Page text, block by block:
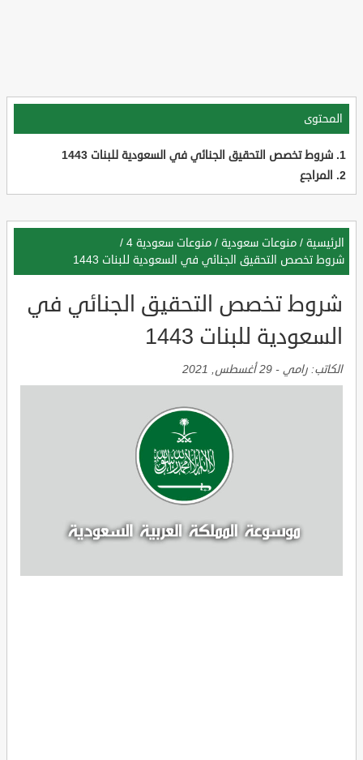
المحتوى
شروط تخصص التحقيق الجنائي في السعودية للبنات 1443
المراجع
الرئيسية / منوعات سعودية / منوعات سعودية 4
/
شروط تخصص التحقيق الجنائي في السعودية للبنات 1443
شروط تخصص التحقيق الجنائي في
السعودية للبنات 1443
الكاتب: رامي - 29 أغسطس, 2021